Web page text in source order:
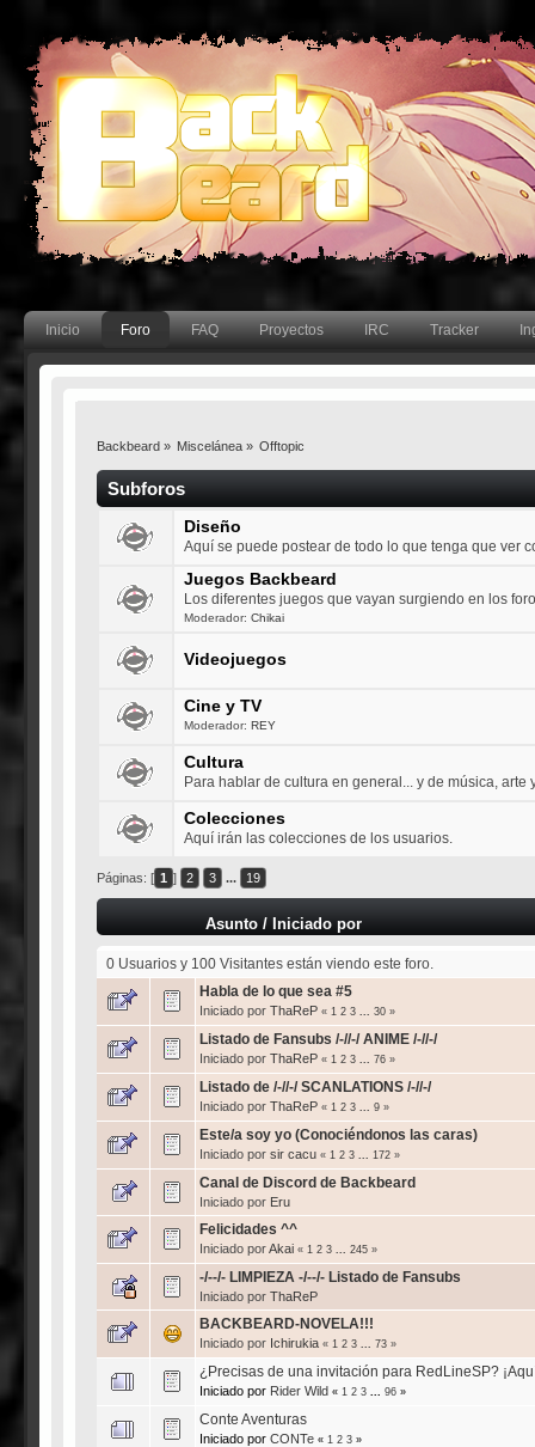
Inicio Foro FAQ Proyectos IRC Tracker
Backbeard» Miscelánea » Offtopic
Subforos
Diseño
Aquí se puede postear de todo lo que tenga que ver
Juegos Backbeard
Los diferentes juegos que vayan surgiendo en los
Moderador:Chikai
Videojuegos
Cine y TV
Moderador:REY
Cultura
Para hablar de cultura en general... y de música, arte
Colecciones
Aquí irán las colecciones de los usuarios.
Páginas: [ 1 ] 2 3 ... 19
Asunto/ Iniciado por
0 Usuarios y 100 Visitantes están viendo este foro.
Habla de lo que sea #5
Iniciado por ThaReP « 1 2 3 30»
Listado de Fansubs /-//-/ ANIME /-//-/
Iniciado por ThaReP « 1 2 3 76»
Listado de /-//-/ SCANLATIONS /-//-/
Iniciado por ThaReP « 1 2 3 9»
Este/a soy yo (Conociéndonos las caras)
Iniciado por sir cacu « 1 2 3 172»
Canal de Discord de Backbeard
Iniciado por Eru
Felicidades ^^
Iniciado porAkai « 1 2 3 245»
-/--/- LIMPIEZA -/--/- Listado de Fansubs
Iniciado por ThaReP
BACKBEARD-NOVELA!!!
Iniciado por Ichirukia « 1 2 3 73»
¿Precisas de una invitación para RedLineSP?
Iniciado por Rider Wild « 1 2 3 96»
Conte Aventuras
Iniciado por CONTe « 1 2 3»